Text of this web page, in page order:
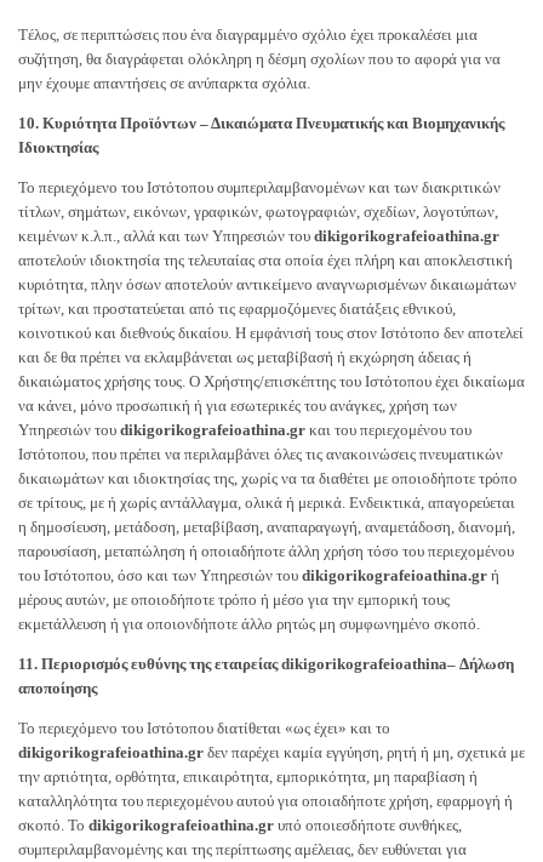
Tέλος, σε περιπτώσεις που ένα διαγραμμένο σχόλιο έχει προκαλέσει μια
συζήτηση, θα διαγράφεται ολόκληρη η δέσμη σχολίων που το αφορά για να
μην έχουμε απαντήσεις σε ανύπαρκτα σχόλια.
10. Κυριότητα Προϊόντων – Δικαιώματα Πνευματικής και Βιομηχανικής
Ιδιοκτησίας
Το περιεχόμενο του Ιστότοπου συμπεριλαμβανομένων και των διακριτικών
τίτλων, σημάτων, εικόνων, γραφικών, φωτογραφιών, σχεδίων, λογοτύπων,
κειμένων κ.λ.π., αλλά και των Yπηρεσιών του dikigorikografeioathina.gr
αποτελούν ιδιοκτησία της τελευταίας στα οποία έχει πλήρη και αποκλειστική
κυριότητα, πλην όσων αποτελούν αντικείμενο αναγνωρισμένων δικαιωμάτων
τρίτων, και προστατεύεται από τις εφαρμοζόμενες διατάξεις εθνικού,
κοινοτικού και διεθνούς δικαίου. Η εμφάνισή τους στον Ιστότοπο δεν αποτελεί
και δε θα πρέπει να εκλαμβάνεται ως μεταβίβασή ή εκχώρηση άδειας ή
δικαιώματος χρήσης τους. Ο Χρήστης/επισκέπτης του Ιστότοπου έχει δικαίωμα
να κάνει, μόνο προσωπική ή για εσωτερικές του ανάγκες, χρήση των
Yπηρεσιών του dikigorikografeioathina.gr και του περιεχομένου του
Ιστότοπου, που πρέπει να περιλαμβάνει όλες τις ανακοινώσεις πνευματικών
δικαιωμάτων και ιδιοκτησίας της, χωρίς να τα διαθέτει με οποιοδήποτε τρόπο
σε τρίτους, με ή χωρίς αντάλλαγμα, ολικά ή μερικά. Ενδεικτικά, απαγορεύεται
η δημοσίευση, μετάδοση, μεταβίβαση, αναπαραγωγή, αναμετάδοση, διανομή,
παρουσίαση, μεταπώληση ή οποιαδήποτε άλλη χρήση τόσο του περιεχομένου
του Ιστότοπου, όσο και των Υπηρεσιών του dikigorikografeioathina.gr ή
μέρους αυτών, με οποιοδήποτε τρόπο ή μέσο για την εμπορική τους
εκμετάλλευση ή για οποιονδήποτε άλλο ρητώς μη συμφωνημένο σκοπό.
11. Περιορισμός ευθύνης της εταιρείας dikigorikografeioathina– Δήλωση
αποποίησης
Το περιεχόμενο του Ιστότοπου διατίθεται «ως έχει» και το
dikigorikografeioathina.gr δεν παρέχει καμία εγγύηση, ρητή ή μη, σχετικά με
την αρτιότητα, ορθότητα, επικαιρότητα, εμπορικότητα, μη παραβίαση ή
καταλληλότητα του περιεχομένου αυτού για οποιαδήποτε χρήση, εφαρμογή ή
σκοπό. Το dikigorikografeioathina.gr υπό οποιεσδήποτε συνθήκες,
συμπεριλαμβανομένης και της περίπτωσης αμέλειας, δεν ευθύνεται για